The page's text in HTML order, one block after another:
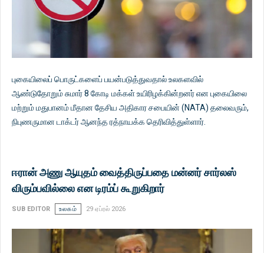
புகையிலைப் பொருட்களைப் பயன்படுத்துவதால் உலகளவில்
ஆண்டுதோறும் சுமார் 8 கோடி மக்கள் உயிரிழக்கின்றனர் என புகையிலை
மற்றும் மதுபானம் மீதான தேசிய அதிகார சபையின் (NATA) தலைவரும்,
நிபுணருமான டாக்டர் ஆனந்த ரத்நாயக்க தெரிவித்துள்ளார்.
ஈரான் அணு ஆயுதம் வைத்திருப்பதை மன்னர் சார்லஸ்
விரும்பவில்லை என டிரம்ப் கூறுகிறார்
SUB EDITOR உலகம் 29 ஏப்ரல் 2026